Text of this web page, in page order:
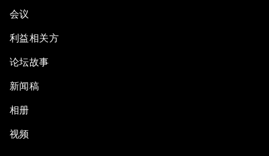
会议
利益相关方
论坛故事
新闻稿
相册
视频